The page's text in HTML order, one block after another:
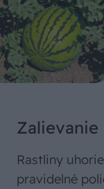
Zalievanie
Rastliny
pravidelné